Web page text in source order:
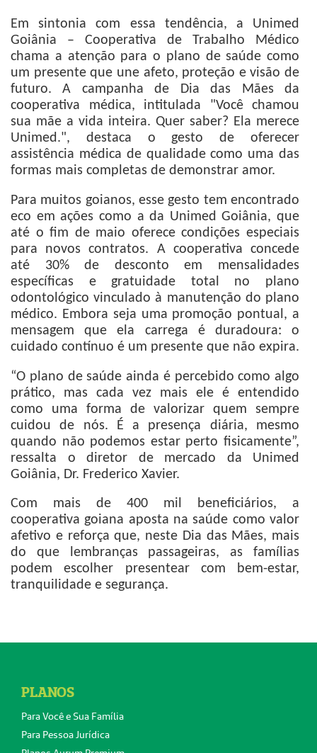
Em sintonia com essa tendência, a Unimed
Goiânia – Cooperativa de Trabalho Médico
chama a atenção para o plano de saúde como
um presente que une afeto, proteção e visão de
futuro. A campanha de Dia das Mães da
cooperativa médica, intitulada "Você chamou
sua mãe a vida inteira. Quer saber? Ela merece
Unimed.", destaca o gesto de oferecer
assistência médica de qualidade como uma das
formas mais completas de demonstrar amor.
Para muitos goianos, esse gesto tem encontrado
eco em ações como a da Unimed Goiânia, que
até o fim de maio oferece condições especiais
para novos contratos. A cooperativa concede
até 30% de desconto em mensalidades
específicas e gratuidade total no plano
odontológico vinculado à manutenção do plano
médico. Embora seja uma promoção pontual, a
mensagem que ela carrega é duradoura: o
cuidado contínuo é um presente que não expira.
“O plano de saúde ainda é percebido como algo
prático, mas cada vez mais ele é entendido
como uma forma de valorizar quem sempre
cuidou de nós. É a presença diária, mesmo
quando não podemos estar perto fisicamente”,
ressalta o diretor de mercado da Unimed
Goiânia, Dr. Frederico Xavier.
Com mais de 400 mil beneficiários, a
cooperativa goiana aposta na saúde como valor
afetivo e reforça que, neste Dia das Mães, mais
do que lembranças passageiras, as famílias
podem escolher presentear com bem-estar,
tranquilidade e segurança.
PLANOS
Para Você e Sua Família
Para Pessoa Jurídica